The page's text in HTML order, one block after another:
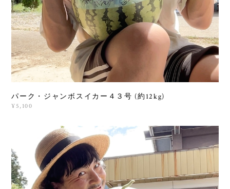
パーク・ジャンボスイカー４３号 (約12kg)
¥5,100